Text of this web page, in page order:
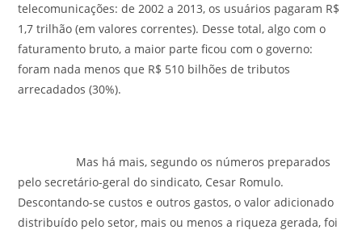
telecomunicações: de 2002 a 2013, os usuários pagaram R$
1,7 trilhão (em valores correntes). Desse total, algo com o
faturamento bruto, a maior parte ficou com o governo:
foram nada menos que R$ 510 bilhões de tributos
arrecadados (30%).
Mas há mais, segundo os números preparados
pelo secretário-geral do sindicato, Cesar Romulo.
Descontando-se custos e outros gastos, o valor adicionado
distribuído pelo setor, mais ou menos a riqueza gerada, foi